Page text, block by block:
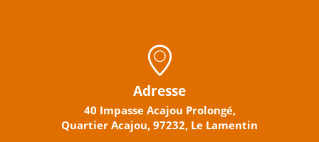
Adresse
40 Impasse Acajou Prolongé,
Quartier Acajou, 97232, Le Lamentin